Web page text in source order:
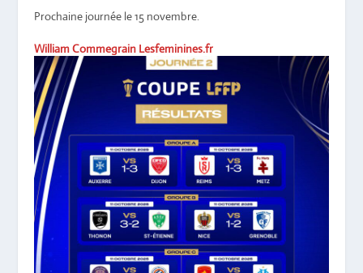
Prochaine journée le 15 novembre.
William Commegrain Lesfeminines.fr